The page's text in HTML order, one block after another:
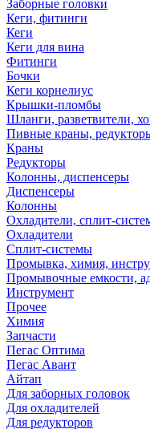
Заборные головки
Кеги, фитинги
Кеги
Кеги для вина
Фитинги
Бочки
Кеги корнелиус
Крышки-пломбы
Шланги, разветвители,
Пивные краны,
Краны
Редукторы
Колонны, диспенсеры
Диспенсеры
Колонны
Охладители, сплит-
Охладители
Сплит-системы
Промывка, химия,
Промывочные емкости,
Инструмент
Прочее
Химия
Запчасти
Пегас Оптима
Пегас Авант
Айтап
Для заборных головок
Для охладителей
Для редукторов